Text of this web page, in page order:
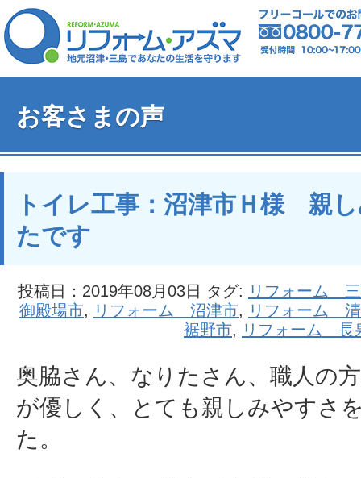
お客さまの声
トイレ工事：沼津市Ｈ様 親
たです
投稿日：2019年08月03日 タグ: リフォーム
御殿場市, リフォーム 沼津市, リフォーム
裾野市, リフォーム 長
奥脇さん、なりたさん、職人の
が優しく、とても親しみやすさ
た。